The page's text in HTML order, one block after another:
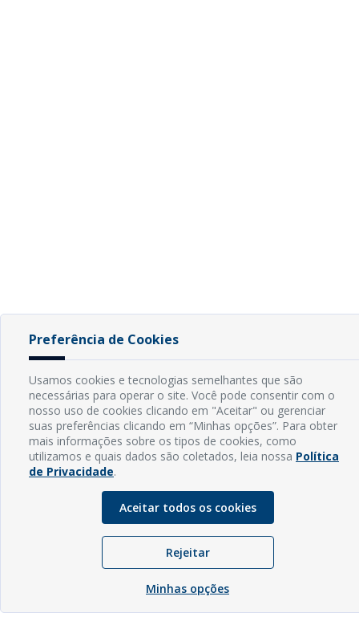
Preferência de Cookies
Usamos cookies e tecnologias semelhantes que são
necessárias para operar o site. Você pode consentir com o
nosso uso de cookies clicando em "Aceitar" ou gerenciar
suas preferências clicando em “Minhas opções”. Para obter
mais informações sobre os tipos de cookies, como
utilizamos e quais dados são coletados, leia nossa Política
de Privacidade.
Aceitar todos os cookies
Rejeitar
Minhas opções